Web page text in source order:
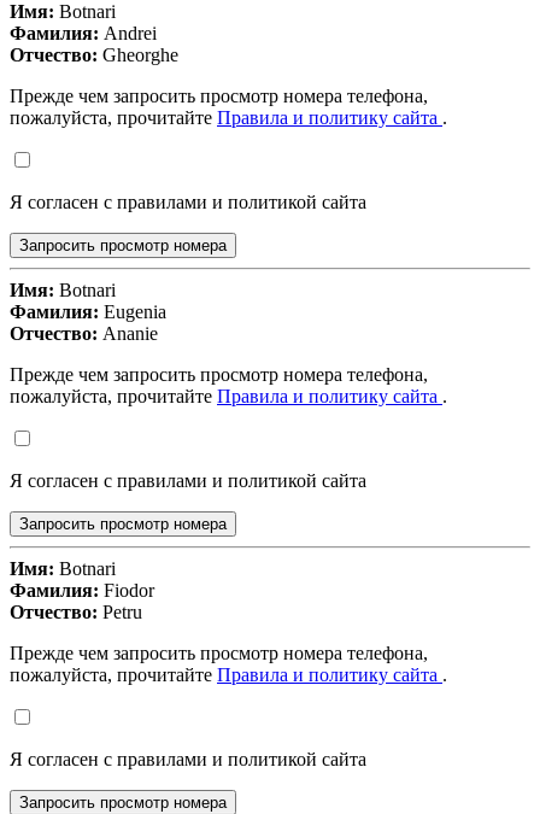
Имя: Botnari
Фамилия: Andrei
Отчество: Gheorghe
Прежде чем запросить просмотр номера телефона,
пожалуйста, прочитайте Правила и политику сайта .
Я согласен с правилами и политикой сайта
Запросить просмотр номера
Имя: Botnari
Фамилия: Eugenia
Отчество: Ananie
Прежде чем запросить просмотр номера телефона,
пожалуйста, прочитайте Правила и политику сайта .
Я согласен с правилами и политикой сайта
Запросить просмотр номера
Имя: Botnari
Фамилия: Fiodor
Отчество: Petru
Прежде чем запросить просмотр номера телефона,
пожалуйста, прочитайте Правила и политику сайта .
Я согласен с правилами и политикой сайта
Запросить просмотр номера